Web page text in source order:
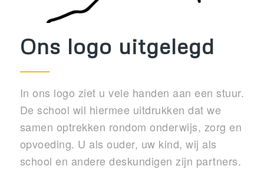
Ons logo uitgelegd
In ons logo ziet u vele handen aan een stuur.
De school wil hiermee uitdrukken dat we
samen optrekken rondom onderwijs, zorg en
opvoeding. U als ouder, uw kind, wij als
school en andere deskundigen zijn partners.